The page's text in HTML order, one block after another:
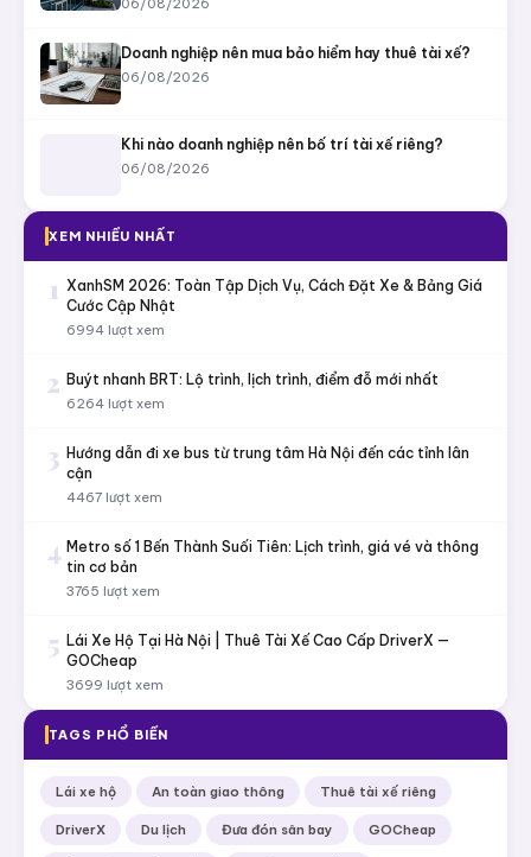
Doanh nghiệp nên mua bảo hiểm hay thuê tài xế?
06/08/2026
Khi nào doanh nghiệp nên bố trí tài xế riêng?
06/08/2026
XEM NHIỀU NHẤT
1 XanhSM 2026: Toàn Tập Dịch Vụ, Cách Đặt Xe & Bảng Giá
Cước Cập Nhật
6994 lượt xem
2 Buýt nhanh BRT: Lộ trình, lịch trình, điểm đỗ mới nhất
6264 lượt xem
3 Hướng dẫn đi xe bus từ trung tâm Hà Nội đến các tỉnh lân
cận
4467 lượt xem
4 Metro số 1 Bến Thành Suối Tiên: Lịch trình, giá vé và thông
tin cơ bản
3765 lượt xem
5 Lái Xe Hộ Tại Hà Nội | Thuê Tài Xế Cao Cấp DriverX —
GOCheap
3699 lượt xem
TAGS PHỔ BIẾN
Lái xe hộ An toàn giao thông Thuê tài xế riêng
DriverX Du lịch Đưa đón sân bay GOCheap